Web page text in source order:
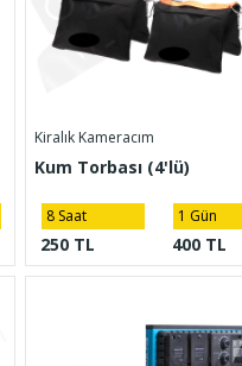
Kiralık Kameracım
Kum Torbası (4'lü)
8 Saat
250 TL
1 Gün
400 TL